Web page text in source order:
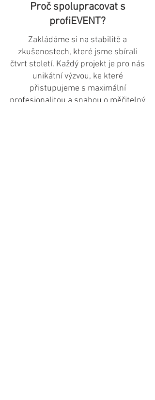
Proč spolupracovat s
profiEVENT?
Zakládáme si na stabilitě a
zkušenostech, které jsme sbírali
čtvrt století. Každý projekt je pro nás
unikátní výzvou, ke které
přistupujeme s maximální
profesionalitou a snahou o měřitelný